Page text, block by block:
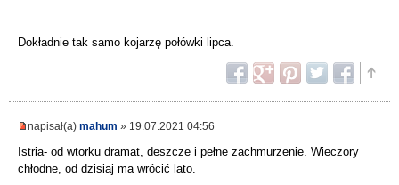
Dokładnie tak samo kojarzę połówki lipca.
napisał(a) mahum » 19.07.2021 04:56
Istria- od wtorku dramat, deszcze i pełne zachmurzenie. Wieczory
chłodne, od dzisiaj ma wrócić lato.